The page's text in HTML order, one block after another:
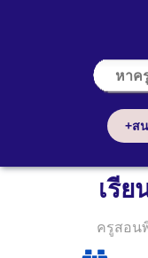
+ส
เรี
ครูสอน